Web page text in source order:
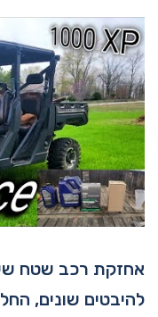
אחזקת רכב שטח
להיבטים שונים,